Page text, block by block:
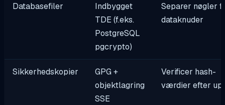
Databasefiler
Indbygget
TDE (f.eks.
PostgreSQL
pgcrypto)
Separer nøgler
dataknuder
Sikkerhedskopier
GPG +
objektlagring
SSE
Verificer hash-
værdier efter